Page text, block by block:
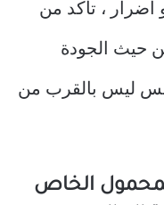
أضرار ، تأكد من
حيث الجودة
ليس بالقرب من
المحمول الخاص